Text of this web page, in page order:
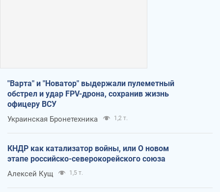
"Варта" и "Новатор" выдержали пулеметный
обстрел и удар FPV-дрона, сохранив жизнь
офицеру ВСУ
Украинская Бронетехника 1,2 т.
КНДР как катализатор войны, или О новом
этапе российско-северокорейского союза
Алексей Кущ 1,5 т.